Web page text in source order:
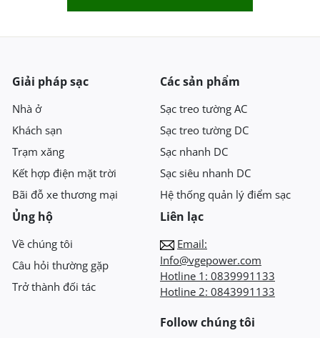
Giải pháp sạc
Nhà ở
Khách sạn
Trạm xăng
Kết hợp điện mặt trời
Bãi đỗ xe thương mại
Các sản phẩm
Sạc treo tường AC
Sạc treo tường DC
Sạc nhanh DC
Sạc siêu nhanh DC
Hệ thống quản lý điểm sạc
Ủng hộ
Về chúng tôi
Câu hỏi thường gặp
Trở thành đối tác
Liên lạc
Email:
Info@vgepower.com
Hotline 1: 0839991133
Hotline 2: 0843991133
Follow chúng tôi